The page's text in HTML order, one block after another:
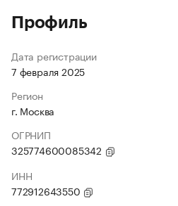
Профиль
Дата регистрации
7 февраля 2025
Регион
г. Москва
ОГРНИП
325774600085342
ИНН
772912643550